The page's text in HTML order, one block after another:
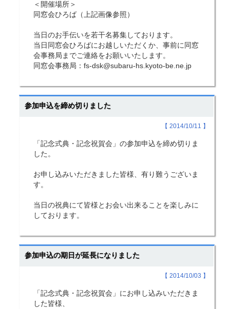
＜開催場所＞
同窓会ひろば（上記画像参照）
当日のお手伝いを若干名募集しております。
当日同窓会ひろばにお越しいただくか、事前に同窓
会事務局までご連絡をお願いいたします。
同窓会事務局： fs-dsk@subaru-hs.kyoto-be.ne.jp
参加申込を締め切りました
【 2014/10/11 】
「記念式典・記念祝賀会」の参加申込を締め切りま
した。
お申し込みいただきました皆様、有り難うございま
す。
当日の祝典にて皆様とお会い出来ることを楽しみに
しております。
参加申込の期日が延長になりました
【 2014/10/03 】
「記念式典・記念祝賀会」にお申し込みいただきま
した皆様、